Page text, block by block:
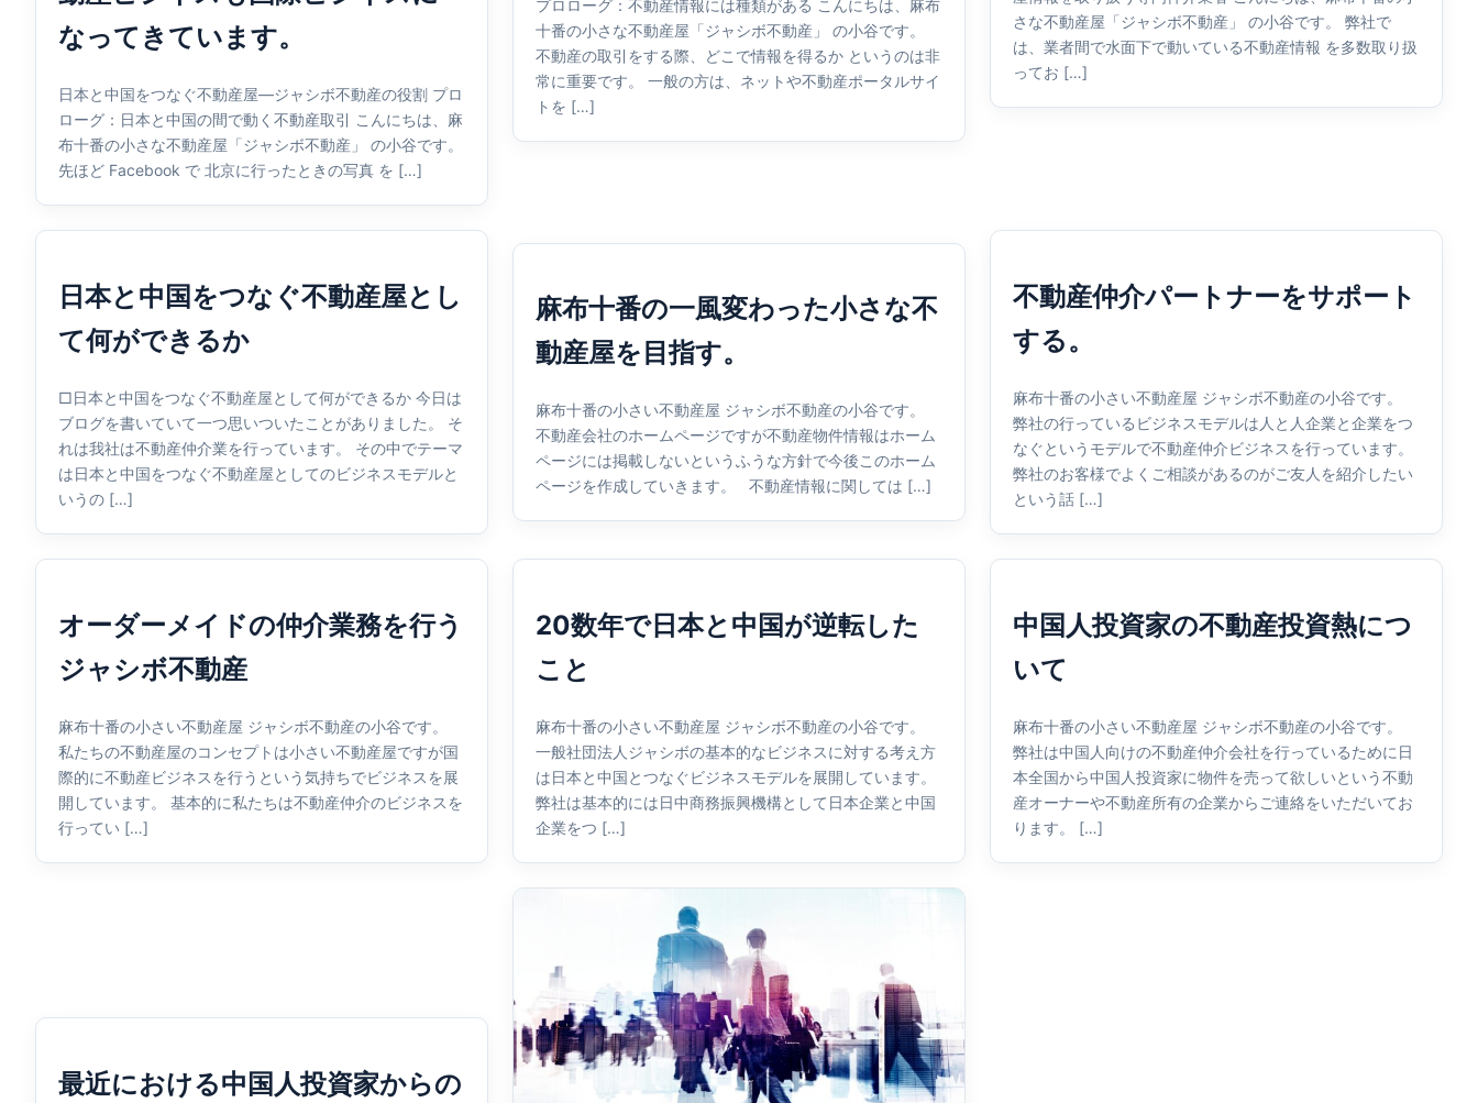
なってきています。
日本と中国をつなぐ不動産屋—ジャシボ不動産の役割 プロ
ローグ：日本と中国の間で動く不動産取引 こんにちは、麻
布十番の小さな不動産屋「ジャシボ不動産」 の小谷です。
先ほど Facebook で 北京に行ったときの写真 を […]
プロローグ：不動産情報には種類がある こんにちは、麻布
十番の小さな不動産屋「ジャシボ不動産」 の小谷です。
不動産の取引をする際、どこで情報を得るか というのは非
常に重要です。 一般の方は、ネットや不動産ポータルサイ
トを […]
さな不動産屋「ジャシボ不動産」 の小谷です。 弊社で
は、業者間で水面下で動いている不動産情報 を多数取り扱
ってお […]
日本と中国をつなぐ不動産屋とし
て何ができるか
□日本と中国をつなぐ不動産屋として何ができるか 今日は
ブログを書いていて一つ思いついたことがありました。 そ
れは我社は不動産仲介業を行っています。 その中でテーマ
は日本と中国をつなぐ不動産屋としてのビジネスモデルと
いうの […]
麻布十番の一風変わった小さな不
動産屋を目指す。
麻布十番の小さい不動産屋 ジャシボ不動産の小谷です。
不動産会社のホームページですが不動産物件情報はホーム
ページには掲載しないというふうな方針で今後このホーム
ページを作成していきます。 不動産情報に関しては […]
不動産仲介パートナーをサポート
する。
麻布十番の小さい不動産屋 ジャシボ不動産の小谷です。
弊社の行っているビジネスモデルは人と人企業と企業をつ
なぐというモデルで不動産仲介ビジネスを行っています。
弊社のお客様でよくご相談があるのがご友人を紹介したい
という話 […]
オーダーメイドの仲介業務を行う
ジャシボ不動産
麻布十番の小さい不動産屋 ジャシボ不動産の小谷です。
私たちの不動産屋のコンセプトは小さい不動産屋ですが国
際的に不動産ビジネスを行うという気持ちでビジネスを展
開しています。 基本的に私たちは不動産仲介のビジネスを
行ってい […]
20数年で日本と中国が逆転した
こと
麻布十番の小さい不動産屋 ジャシボ不動産の小谷です。
一般社団法人ジャシボの基本的なビジネスに対する考え方
は日本と中国とつなぐビジネスモデルを展開しています。
弊社は基本的には日中商務振興機構として日本企業と中国
企業をつ […]
中国人投資家の不動産投資熱につ
いて
麻布十番の小さい不動産屋 ジャシボ不動産の小谷です。
弊社は中国人向けの不動産仲介会社を行っているために日
本全国から中国人投資家に物件を売って欲しいという不動
産オーナーや不動産所有の企業からご連絡をいただいてお
ります。 […]
最近における中国人投資家からの